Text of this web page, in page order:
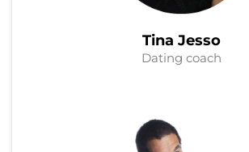
Tina Jesso
Dating coach